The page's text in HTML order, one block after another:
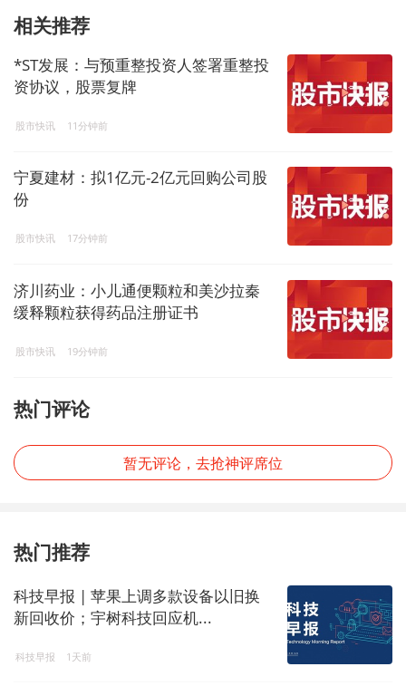
相关推荐
*ST发展：与预重整投资人签署重整投
资协议，股票复牌
股市快讯 11分钟前
宁夏建材：拟1亿元-2亿元回购公司股
份
股市快讯 17分钟前
济川药业：小儿通便颗粒和美沙拉秦
缓释颗粒获得药品注册证书
股市快讯 19分钟前
热门评论
暂无评论，去抢神评席位
热门推荐
科技早报 | 苹果上调多款设备以旧换
新回收价；宇树科技回应机...
科技早报 1天前